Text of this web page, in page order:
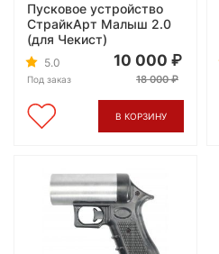
Пусковое устройство
СтрайкАрт Малыш 2.0
(для Чекист)
5.0
Под заказ
10 000
18 000
В КОРЗИНУ